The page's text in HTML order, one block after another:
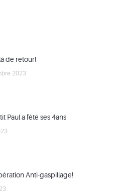
de retour!
2023
Paul a fêté ses 4ans
Anti-gaspillage!